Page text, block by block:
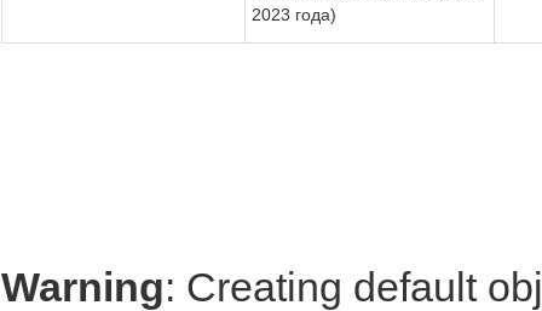
2023 года)
Warning: Creating default